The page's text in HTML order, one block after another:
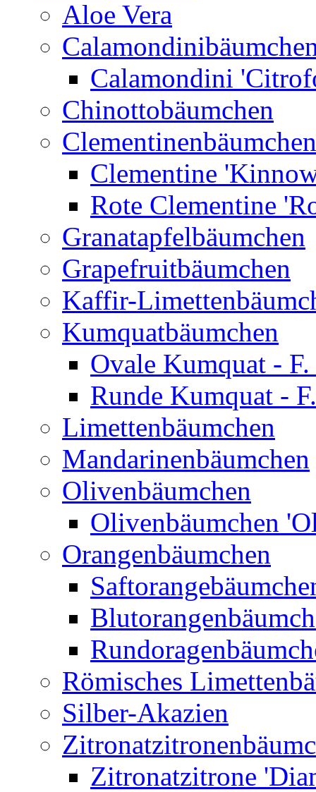
Aloe Vera
Calamondini
Chinottobäumchen
Clementinenbäumchen
Clementine
Rote Clementine
Granatapfelbäumchen
Grapefruitbäumchen
Kaffir-
Kumquatbäumchen
Ovale Kumquat -
Runde Kumquat -
Limettenbäumchen
Mandarinenbäumchen
Olivenbäumchen
Olivenbäumchen
Orangenbäumchen
Römisches
Silber-Akazien
Zitronatzitrone